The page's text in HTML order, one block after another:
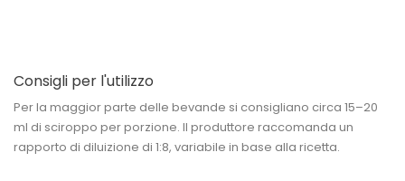
Consigli per l'utilizzo
Per la maggior parte delle bevande si consigliano circa 15–20
ml di sciroppo per porzione. Il produttore raccomanda un
rapporto di diluizione di 1:8, variabile in base alla ricetta.